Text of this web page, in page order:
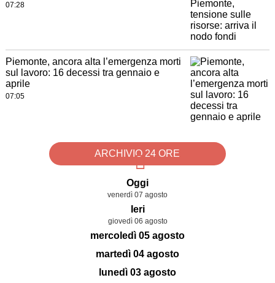
07:28
Piemonte, ancora alta l’emergenza morti
sul lavoro: 16 decessi tra gennaio e
aprile
07:05
ARCHIVIO 24 ORE
Oggi
venerdì 07 agosto
Ieri
giovedì 06 agosto
mercoledì 05 agosto
martedì 04 agosto
lunedì 03 agosto